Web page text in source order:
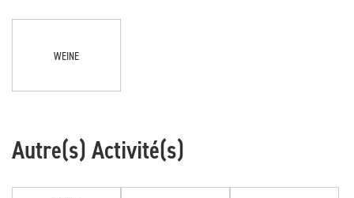
WEINE
Autre(s) Activité(s)